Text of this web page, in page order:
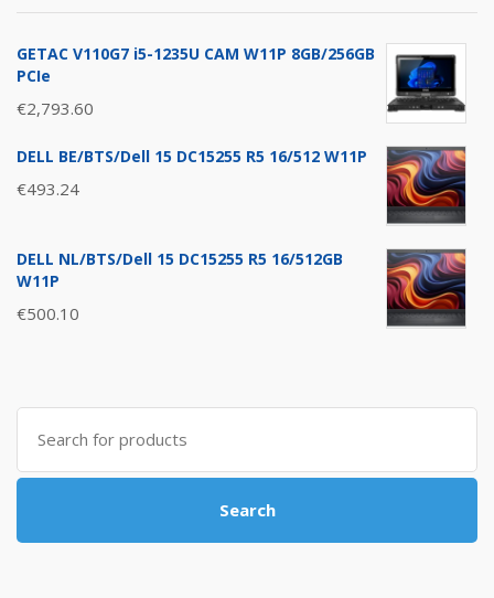
€1,561.54.€1,540.00.
GETAC V110G7 i5-1235U CAM W11P 8GB/256GB
PCIe
€2,793.60
DELL BE/BTS/Dell 15 DC15255 R5 16/512 W11P
€493.24
DELL NL/BTS/Dell 15 DC15255 R5 16/512GB
W11P
€500.10
Search
for:
Search